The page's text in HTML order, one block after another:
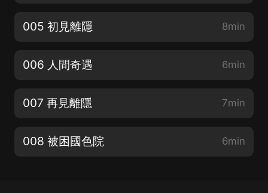
005 初見離隱 8min
006 人間奇遇 6min
007 再見離隱 7min
008 被困國色院 6min